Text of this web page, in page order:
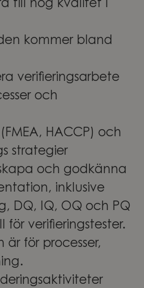
till hög kvalitet i
kommer bland
verifieringsarbete
och
HACCP) och
strategier
och godkänna
inklusive
DQ, IQ, OQ och PQ
för verifieringstester.
för processer,